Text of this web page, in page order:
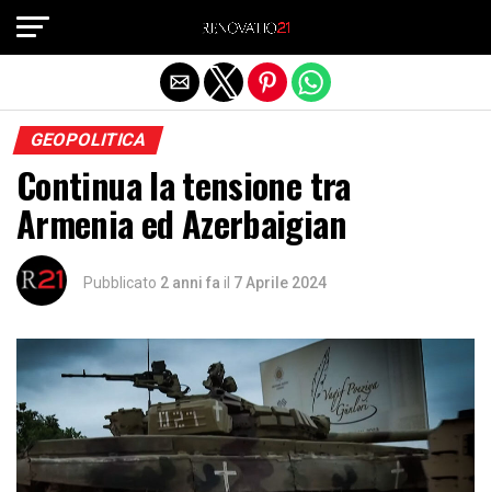
GEOPOLITICA
Continua la tensione tra
Armenia ed Azerbaigian
Pubblicato 2 anni fa il 7 Aprile 2024
Exit mobile version